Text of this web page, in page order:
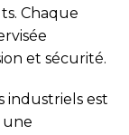
Chaque
et sécurité.
industriels est
une